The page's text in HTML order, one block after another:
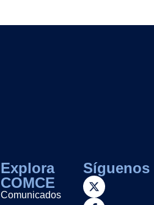
Explora
COMCE
Comunicados
Síguenos